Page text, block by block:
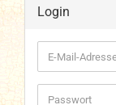
Login
E-
Mail-
Adresse
Passwort